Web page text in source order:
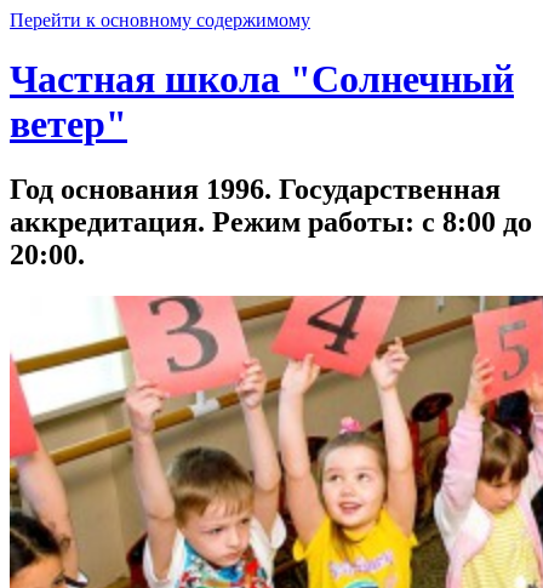
Перейти к основному содержимому
Частная школа "Солнечный
ветер"
Год основания 1996. Государственная
аккредитация. Режим работы: с 8:00 до
20:00.